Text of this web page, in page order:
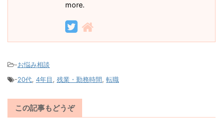
more.
-お悩み相談
-20代, 4年目, 残業・勤務時間, 転職
この記事もどうぞ